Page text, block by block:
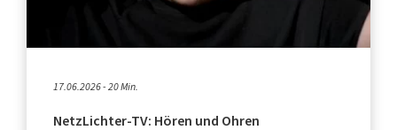
17.06.2026 - 20 Min.
NetzLichter-TV: Hören und Ohren